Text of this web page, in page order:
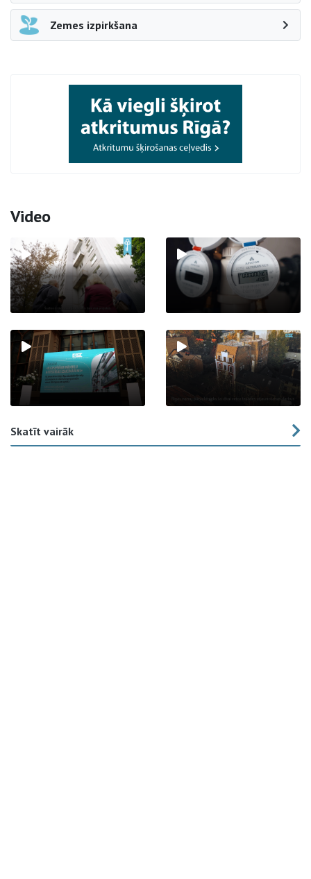
Zemes izpirkšana
Video
Skatīt vairāk